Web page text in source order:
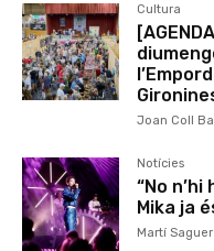
Cultura
Joan Coll
Notícies
“No
Mika ja
Martí Saguer